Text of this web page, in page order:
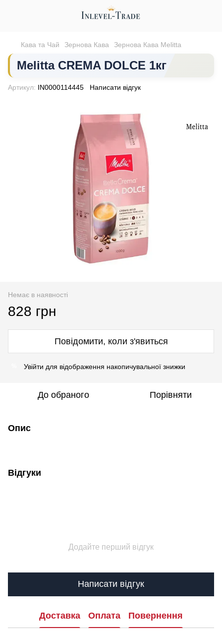
Кава та Чай Зернова Кава Зернова Кава Melitta
Melitta CREMA DOLCE 1кг
Артикул: IN0000114445 Написати відгук
Немає в наявності
828 грн
Повідомити, коли з'явиться
Увійти для відображення накопичувальної знижки
До обраного Порівняти
Опис
Відгуки
Додайте перший відгук
Написати відгук
Доставка Оплата Повернення